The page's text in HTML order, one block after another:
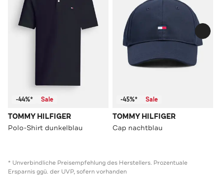
-44%* Sale
TOMMY HILFIGER
Polo-Shirt dunkelblau
-45%* Sale
TOMMY HILFIGER
Cap nachtblau
* Unverbindliche Preisempfehlung des Herstellers. Prozentuale
Ersparnis ggü. der UVP, sofern vorhanden